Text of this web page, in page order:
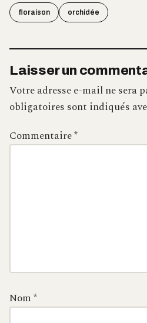
floraison orchidée
Laisser un
Votre adresse e-mail ne sera
obligatoires sont indiqués
Commentaire*
Nom*